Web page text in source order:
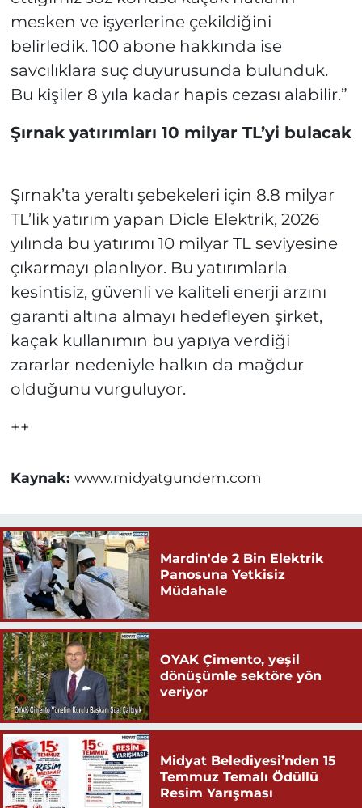
mesken ve işyerlerine çekildiğini
belirledik. 100 abone hakkında ise
savcılıklara suç duyurusunda bulunduk.
Bu kişiler 8 yıla kadar hapis cezası alabilir.”
Şırnak yatırımları 10 milyar TL’yi bulacak
Şırnak’ta yeraltı şebekeleri için 8.8 milyar
TL’lik yatırım yapan Dicle Elektrik, 2026
yılında bu yatırımı 10 milyar TL seviyesine
çıkarmayı planlıyor. Bu yatırımlarla
kesintisiz, güvenli ve kaliteli enerji arzını
garanti altına almayı hedefleyen şirket,
kaçak kullanımın bu yapıya verdiği
zararlar nedeniyle halkın da mağdur
olduğunu vurguluyor.
++
Kaynak: www.midyatgundem.com
Mardin'de 2 Bin Elektrik
Panosuna Yetkisiz
Müdahale
OYAK Çimento, yeşil
dönüşümle sektöre yön
veriyor
Midyat Belediyesi’nden 15
Temmuz Temalı Ödüllü
Resim Yarışması